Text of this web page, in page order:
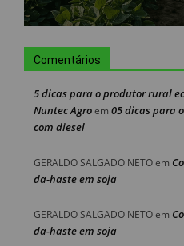
Comentários
5 dicas para o produtor rural
Nuntec Agroem 05 dicas para
com diesel
GERALDO SALGADO NETOem
da-haste em soja
GERALDO SALGADO NETOem
da-haste em soja